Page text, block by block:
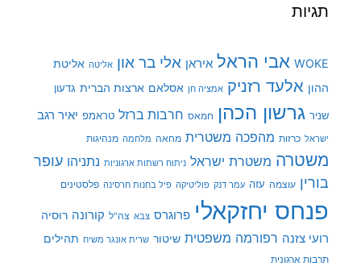
תגיות
WOKE אבי הראל איראן אלי בר און אליטה אליטת
ההון אלעד רזניק אמציה חן אסלאם ארצות הברית גדעון
שניר גרשון הכהן חמאס חרבות ברזל טראמפ יאיר רגב
ישראל כרזות מהפכה משטרית מחאה מלחמה מנהיגות
משטרה משטרת ישראל ניתוח רשתות ארגוניות נתניהו עופר
בורין עוצמה עזה עמר דנק פוליטיקה פיל בחנות חרסינה פלסטינים
פנחס יחזקאלי פרוגרס צבא צה"ל קורונה רוסיה
רועי צזנה רפורמה משפטית שיטור שרית אונגר משיח תהילים
תרבות ארגונית